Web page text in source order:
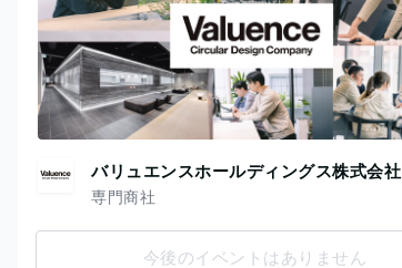
バリュエンスホールディングス株式会社
専門商社
今後のイベントはありません